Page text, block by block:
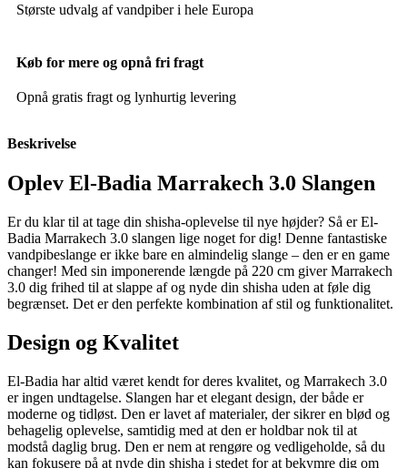
Største udvalg af vandpiber i hele Europa
Køb for mere og opnå fri fragt
Opnå gratis fragt og lynhurtig levering
Beskrivelse
Oplev El-Badia Marrakech 3.0 Slangen
Er du klar til at tage din shisha-oplevelse til nye højder? Så er El-
Badia Marrakech 3.0 slangen lige noget for dig! Denne fantastiske
vandpibeslange er ikke bare en almindelig slange – den er en game
changer! Med sin imponerende længde på 220 cm giver Marrakech
3.0 dig frihed til at slappe af og nyde din shisha uden at føle dig
begrænset. Det er den perfekte kombination af stil og funktionalitet.
Design og Kvalitet
El-Badia har altid været kendt for deres kvalitet, og Marrakech 3.0
er ingen undtagelse. Slangen har et elegant design, der både er
moderne og tidløst. Den er lavet af materialer, der sikrer en blød og
behagelig oplevelse, samtidig med at den er holdbar nok til at
modstå daglig brug. Den er nem at rengøre og vedligeholde, så du
kan fokusere på at nyde din shisha i stedet for at bekymre dig om